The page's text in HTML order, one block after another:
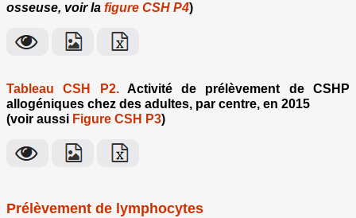
osseuse, voir lafigure CSH P4)
Tableau CSH P2.Activité de prélèvement de CSHP
allogéniques chez des adultes, par centre, en 2015
(voir aussi Figure CSH P3)
Prélèvement de lymphocytes